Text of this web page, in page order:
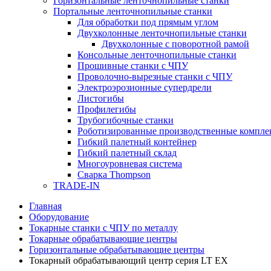
Портальные ленточнопильные станки
Для обработки под прямым углом
Двухколонные ленточнопильные станки
Двухколонные с поворотной рамой
Консольные ленточнопильные станки
Прошивные станки с ЧПУ
Проволочно-вырезные станки с ЧПУ
Электроэрозионные супердрели
Листогибы
Профилегибы
Трубогибочные станки
Роботизированные производственные
Гибкий палетный контейнер
Гибкий палетный склад
Многоуровневая система
Сварка Thompson
TRADE-IN
Главная
Оборудование
Токарные станки с ЧПУ по металлу
Токарные обрабатывающие центры
Горизонтальные обрабатывающие центры
Токарный обрабатывающий центр серия LT EX